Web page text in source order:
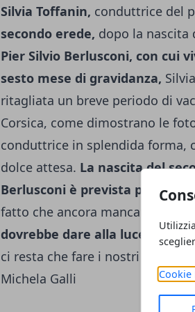
Cookie
Silvia Toffanin, conduttrice del
secondo erede, dopo la nascita
Pier Silvio Berlusconi, con cui
sesto mese di gravidanza,
ritagliata un breve periodo di
Corsica, come dimostrano le
conduttrice in splendida forma,
dolce attesa. La nascita del
Berlusconi è prevista per il
fatto che ancora mancano
dovrebbe dare alla luce una
ci resta che fare i nostri migliori
Michela Galli